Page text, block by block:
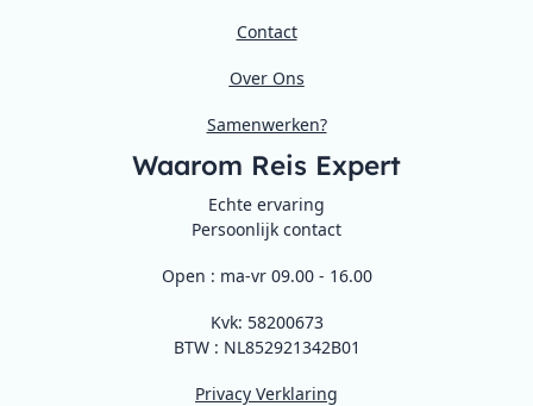
Contact
Over Ons
Samenwerken?
Waarom Reis Expert
Echte ervaring
Persoonlijk contact
Open : ma-vr 09.00 - 16.00
Kvk: 58200673
BTW : NL852921342B01
Privacy Verklaring